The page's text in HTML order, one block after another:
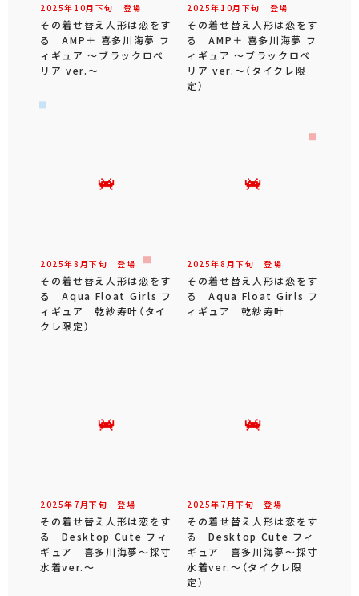
2025年 10月 下旬 登場
その着せ替え人形は恋をす
る AMP＋ 喜多川海夢 フ
ィギュア ～ブラックロベ
リア ver.～
2025年 10月 下旬 登場
その着せ替え人形は恋をす
る AMP＋ 喜多川海夢 フ
ィギュア ～ブラックロベ
リア ver.～（タイクレ限
定）
2025年8 月下旬 登場
その着せ替え人形は恋をす
る Aqua Float Girls フ
ィギュア 乾紗寿叶（タイ
クレ限定）
2025年8 月下旬 登場
その着せ替え人形は恋をす
る Aqua Float Girls フ
ィギュア 乾紗寿叶
2025年 7 月下旬 登場
その着せ替え人形は恋をす
る Desktop Cute フィ
ギュア 喜多川海夢～採寸
水着ver.～
2025年 7 月下旬 登場
その着せ替え人形は恋をす
る Desktop Cute フィ
ギュア 喜多川海夢～採寸
水着ver.～（タイクレ限
定）